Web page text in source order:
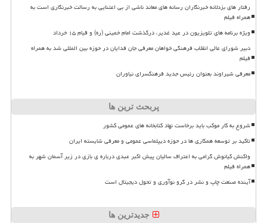
رفتار های بزدلانه خبرنگاران رسانه های معاند ناشی از بی اعتنایی به رسالت خبرنگاری است به
همراه فیلم
ویژه برنامه های تلویزیون در عید غدیر، درگذشت امام خمینی (ره) و قیام ۱۵ خرداد
دبیر شورای عالی انقلاب فرهنگی خواهان معرفی جان فدایان در حوزه بین المللی شد به همراه
فیلم
معرفی شیراوند بعنوان رئیس جدید فرهنگسرای نیاوران
پربحث ترین ها
شروع به کار موکب باید برخاست نهاد کتابخانه های عمومی کشور
تاکید بر توسعه همکاری ها در حوزه دیپلماسی عمومی و معرفی شایسته ایران
واکنش کیانوش گرامی به اعتراف سالیان پیش اکبر عبدی درباره ی بازی در زیر آسمان شهر به
همراه فیلم
آینده صنعت چاپ و نشر در گرو نوآوری و تحول دیجیتال است
جدیدترین ها